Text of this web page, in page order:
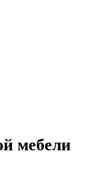
мебели